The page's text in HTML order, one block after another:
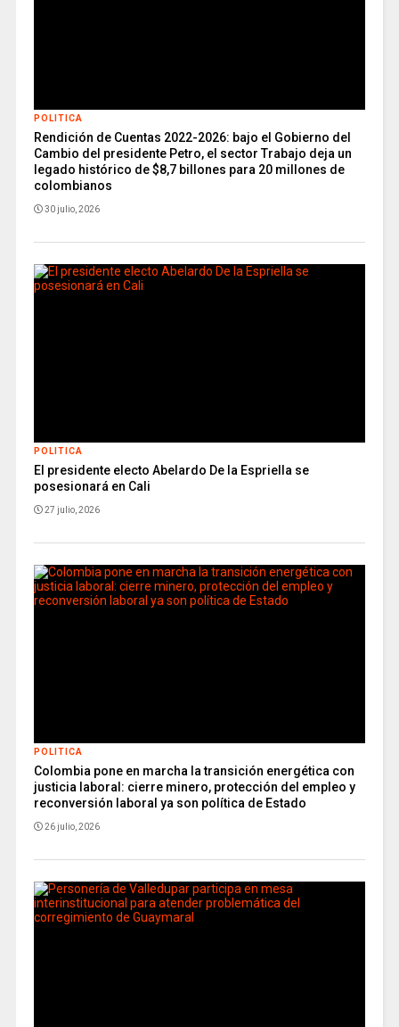
POLITICA
Rendición de Cuentas 2022-2026: bajo el Gobierno del
Cambio del presidente Petro, el sector Trabajo deja un
legado histórico de $8,7 billones para 20 millones de
colombianos
30 julio, 2026
POLITICA
El presidente electo Abelardo De la Espriella se
posesionará en Cali
27 julio, 2026
POLITICA
Colombia pone en marcha la transición energética con
justicia laboral: cierre minero, protección del empleo y
reconversión laboral ya son política de Estado
26 julio, 2026